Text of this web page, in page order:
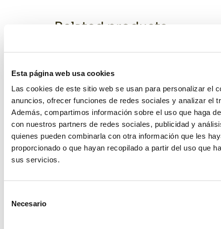
Esta página web usa cookies
Las cookies de este sitio web se usan para personalizar el
anuncios, ofrecer funciones de redes sociales y analizar el
Además, compartimos información sobre el uso que haga
con nuestros partners de redes sociales, publicidad y
quienes pueden combinarla con otra información que les
proporcionado o que hayan recopilado a partir del uso que
sus servicios.
Necesario
Related products
Oak cart